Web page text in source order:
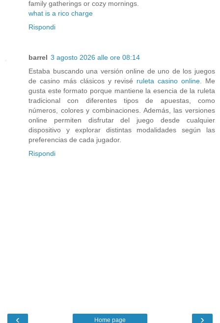
family gatherings or cozy mornings.
what is a rico charge
Rispondi
barrel 3 agosto 2026 alle ore 08:14
Estaba buscando una versión online de uno de los juegos
de casino más clásicos y revisé ruleta casino online . Me
gusta este formato porque mantiene la esencia de la ruleta
tradicional con diferentes tipos de apuestas, como
números, colores y combinaciones. Además, las versiones
online permiten disfrutar del juego desde cualquier
dispositivo y explorar distintas modalidades según las
preferencias de cada jugador.
Rispondi
‹ ›
Home page